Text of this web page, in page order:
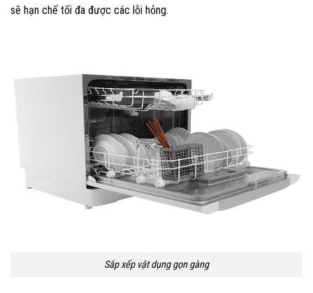
sẽ hạn chế tối đa được các lỗi hỏng.
Sắp xếp vật dụng gọn gàng